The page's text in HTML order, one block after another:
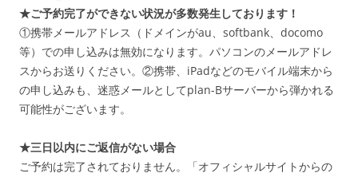
★ご予約完了ができない状況が多数発生しております！
①携帯メールアドレス（ドメインがau、softbank、docomo
等）での申し込みは無効になります。パソコンのメールアドレ
スからお送りください。②携帯、iPadなどのモバイル端末から
の申し込みも、迷惑メールとしてplan-Bサーバーから弾かれる
可能性がございます。
★三日以内にご返信がない場合
ご予約は完了されておりません。「オフィシャルサイトからの